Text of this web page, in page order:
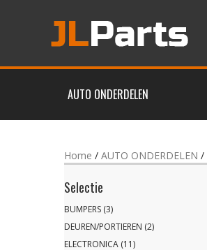
AUTO ONDERDELEN
Home / AUTO ONDERDELEN /
Selectie
BUMPERS (3)
DEUREN/PORTIEREN (2)
ELECTRONICA (11)